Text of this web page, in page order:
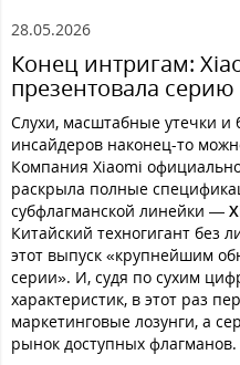
28.05.2026
Конец интригам:
презентовала серию
Слухи, масштабные утечки и
инсайдеров наконец-то
Компания Xiaomi
раскрыла полные
субфлагманской линейки —
Китайский техногигант без
этот выпуск «крупнейшим
серии». И, судя по сухим
характеристик, в этот раз
маркетинговые лозунги, а
рынок доступных флагманов.